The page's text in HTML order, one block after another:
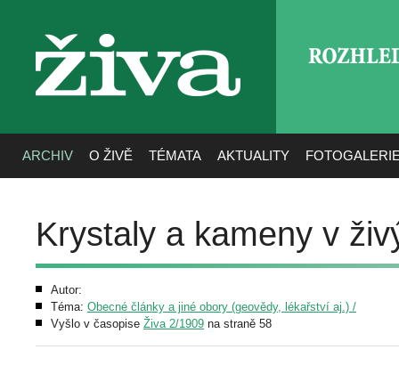
živa
ARCHIV O ŽIVĚ TÉMATA AKTUALITY
Krystaly a kameny v
Autor:
Téma: Obecné články a jiné obory (geovědy, lékařství aj.) /
Vyšlo v časopise Živa 2/1909 na straně 58